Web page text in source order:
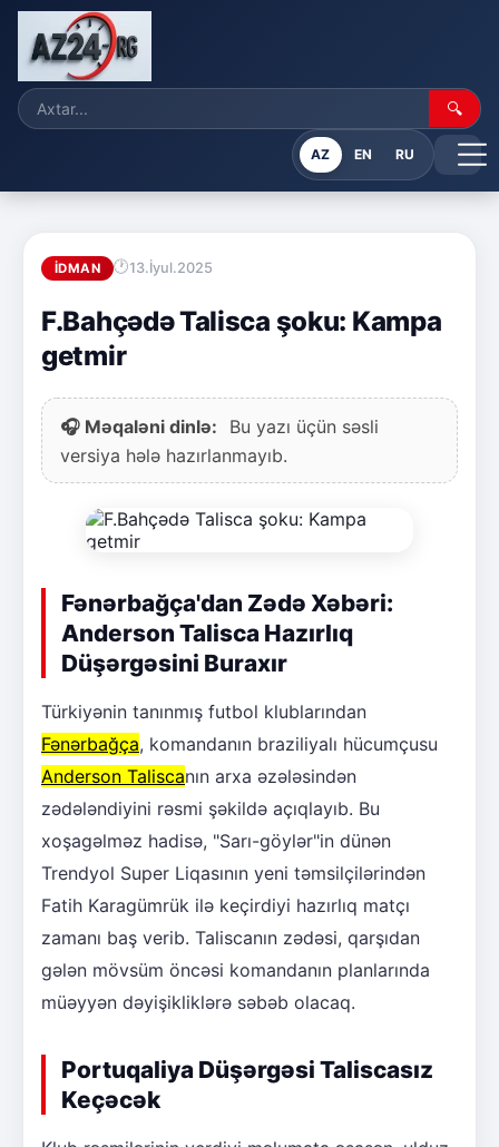
🔍
AZ EN RU
İDMAN 13.İyul.2025
F.Bahçədə Talisca şoku: Kampa
getmir
🎧 Məqaləni dinlə:
Bu yazı üçün səsli
versiya hələ hazırlanmayıb.
Fənərbağça'dan Zədə Xəbəri:
Anderson Talisca Hazırlıq
Düşərgəsini Buraxır
Türkiyənin tanınmış futbol klublarından
Fənərbağça, komandanın braziliyalı hücumçusu
Anderson Taliscanın arxa əzələsindən
zədələndiyini rəsmi şəkildə açıqlayıb. Bu
xoşagəlməz hadisə, "Sarı-göylər"in dünən
Trendyol Super Liqasının yeni təmsilçilərindən
Fatih Karagümrük ilə keçirdiyi hazırlıq matçı
zamanı baş verib. Taliscanın zədəsi, qarşıdan
gələn mövsüm öncəsi komandanın planlarında
müəyyən dəyişikliklərə səbəb olacaq.
Portuqaliya Düşərgəsi Taliscasız
Keçəcək